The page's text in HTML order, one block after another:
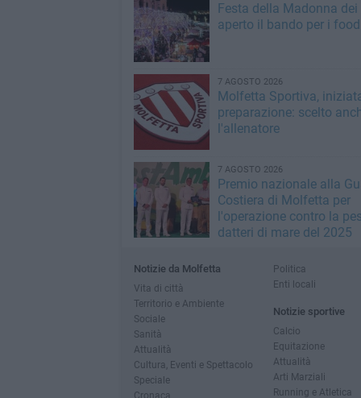
Festa della Madonna dei
aperto il bando per i
7 AGOSTO 2026
Molfetta Sportiva,
preparazione: scelto
l'allenatore
7 AGOSTO 2026
Premio nazionale alla
Costiera di Molfetta per
l'operazione contro la
datteri di mare del 2025
Notizie da Molfetta
Vita di città
Territorio e Ambiente
Sociale
Sanità
Attualità
Cultura, Eventi e Spettacolo
Speciale
Cronaca
Politica
Enti locali
Notizie sportive
Calcio
Equitazione
Attualità
Arti Marziali
Running e Atletica